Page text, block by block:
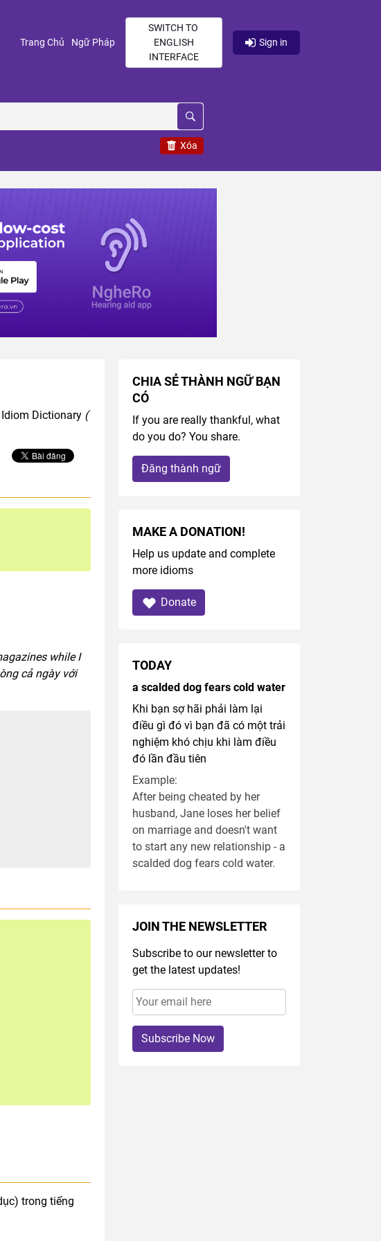
Trang Chủ (current)
Ngữ Pháp(current)
SWITCH TO
ENGLISH
INTERFACE
Sign in
Xóa
Dictionary (
while I
cả ngày với
trong tiếng
CHIA SẺ THÀNH NGỮ BẠN
CÓ
If you are really thankful, what
do you do? You share.
Đăng thành ngữ
MAKE A DONATION!
Help us update and complete
more idioms
Donate
TODAY
a scalded dog fears cold water
Khi bạn sợ hãi phải làm lại
điều gì đó vì bạn đã có một trải
nghiệm khó chịu khi làm điều
đó lần đầu tiên
Example:
After being cheated by her
husband, Jane loses her belief
on marriage and doesn't want
to start any new relationship - a
scalded dog fears cold water.
JOIN THE NEWSLETTER
Subscribe to our newsletter to
get the latest updates!
Subscribe Now